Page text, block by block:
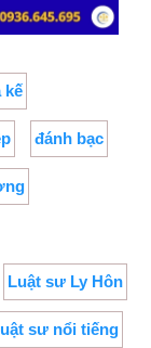
kế
đánh bạc
Luật sư Ly Hôn
sư nổi tiếng